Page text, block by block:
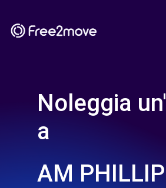
Noleggia
a
AM PHILLIP